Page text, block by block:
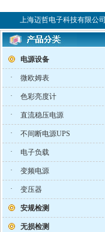
上海迈哲电子科技有限公司
电源设备
· 微欧姆表
· 色彩亮度计
· 直流稳压电源
· 不间断电源UPS
· 电子负载
· 变频电源
· 变压器
安规检测
无损检测